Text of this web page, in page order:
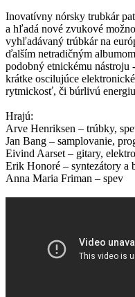
Inovatívny nórsky trubkár
a hľadá nové zvukové
vyhľadávaný trúbkár na
ďalším netradičným
podobný etnickému nástroju
krátke oscilujúce
rytmickosť, či búrlivú
Hrajú:
Arve Henriksen – trúbky,
Jan Bang – samplovanie,
Eivind Aarset – gitary,
Erik Honoré – syntezátory a
Anna Maria Friman – spev